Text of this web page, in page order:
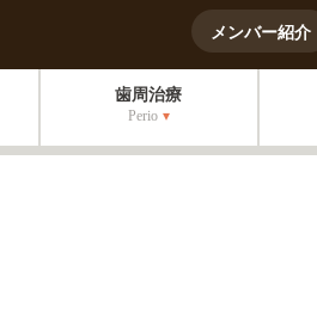
メンバー紹介
歯周治療
Perio